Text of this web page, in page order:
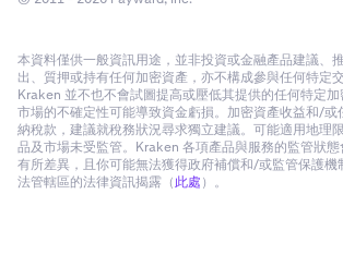
本資料僅供一般資訊用途，並非投資或金融產品建議、
出、質押或持有任何加密資產，亦不構成參與任何特定
Kraken 並不也不會試圖提高或壓低其提供的任何特定
市場的不確定性可能導致資金虧損。加密資產收益和/或
納稅款，建議就稅務狀況尋求獨立建議。可能適用地理
品及市場未受監管。Kraken 各項產品與服務的監管狀
有所差異，且你可能無法獲得政府補償和/或監管保護機
法管轄區的法律資訊揭露（此處）。